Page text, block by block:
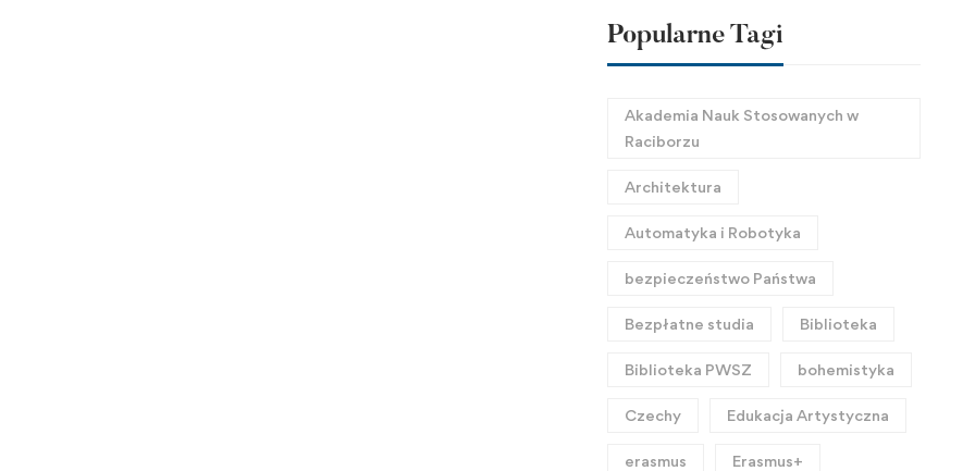
Popularne Tagi
Akademia Nauk Stosowanych w
Raciborzu
Architektura
Automatyka i Robotyka
bezpieczeństwo Państwa
Bezpłatne studia Biblioteka
Biblioteka PWSZ bohemistyka
Czechy Edukacja Artystyczna
erasmus Erasmus+